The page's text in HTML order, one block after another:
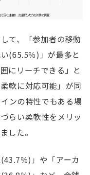
て、「参加者の移動
(65.5％) 」が最多と
にリーチできる」と
軟に対応可能」が同
ンの特性でもある場
らい柔軟性をメリッ
した。
(43.7％) 」や「アーカ